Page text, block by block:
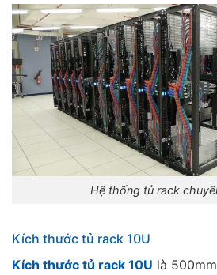
Hệ thống tủ rack
Kích thước tủ rack 10U
Kích thước tủ rack 10U là